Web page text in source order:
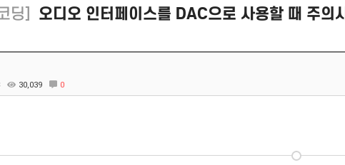
딩] 오디오 인터페이스를 DAC으로 사용할 때 주
30,039 0